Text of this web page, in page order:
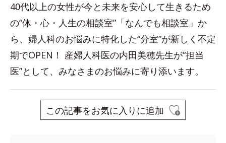
40代以上の女性が今と未来を安心して生きるため
の“体・心・人生の相談室”「なんでも相談室」か
ら、婦人科のお悩みに特化した“分室”が新しく不定
期でOPEN！ 産婦人科医の内田美穂先生が“担当
医”として、みなさまのお悩みに寄り添います。
この記事をお気に入りに追加